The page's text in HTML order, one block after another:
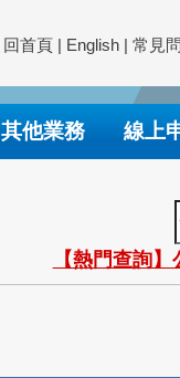
回首頁 | English | 常見
其他業務 線上
【熱門查詢